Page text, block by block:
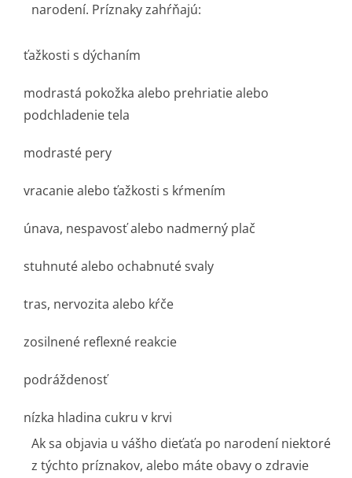
narodení. Príznaky zahŕňajú:
ťažkosti s dýchaním
modrastá pokožka alebo prehriatie alebo
podchladenie tela
modrasté pery
vracanie alebo ťažkosti s kŕmením
únava, nespavosť alebo nadmerný plač
stuhnuté alebo ochabnuté svaly
tras, nervozita alebo kŕče
zosilnené reflexné reakcie
podráždenosť
nízka hladina cukru v krvi
Ak sa objavia u vášho dieťaťa po narodení niektoré
z týchto príznakov, alebo máte obavy o zdravie